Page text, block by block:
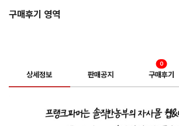
구매후기 영역
상세정보 판매공지 구매후기
0